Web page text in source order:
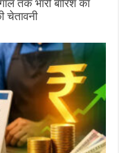
तक भारी बारिश का
चेतावनी